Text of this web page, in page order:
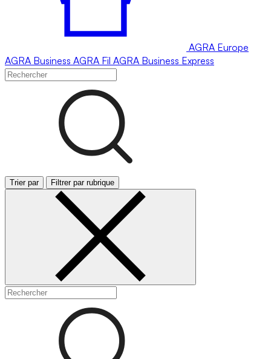
AGRA Europe
AGRA Business AGRA Fil AGRA Business Express
Trier par Filtrer par rubrique